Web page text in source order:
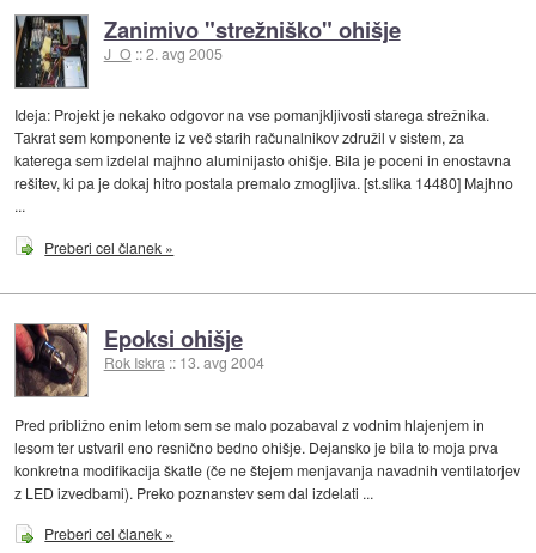
Zanimivo "strežniško" ohišje
J_O ::2. avg 2005
Ideja: Projekt je nekako odgovor na vse pomanjkljivosti starega strežnika.
Takrat sem komponente iz več starih računalnikov združil v sistem, za
katerega sem izdelal majhno aluminijasto ohišje. Bila je poceni in enostavna
rešitev, ki pa je dokaj hitro postala premalo zmogljiva. [st.slika 14480] Majhno
...
Preberi cel članek »
Epoksi ohišje
Rok Iskra :: 13. avg 2004
Pred približno enim letom sem se malo pozabaval z vodnim hlajenjem in
lesom ter ustvaril eno resnično bedno ohišje. Dejansko je bila to moja prva
konkretna modifikacija škatle (če ne štejem menjavanja navadnih ventilatorjev
z LED izvedbami). Preko poznanstev sem dal izdelati ...
Preberi cel članek »